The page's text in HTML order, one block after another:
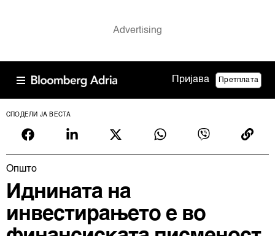
Пријава Претплата
СПОДЕЛИ ЈА ВЕСТА
Општо
Иднината на
инвестирањето е во